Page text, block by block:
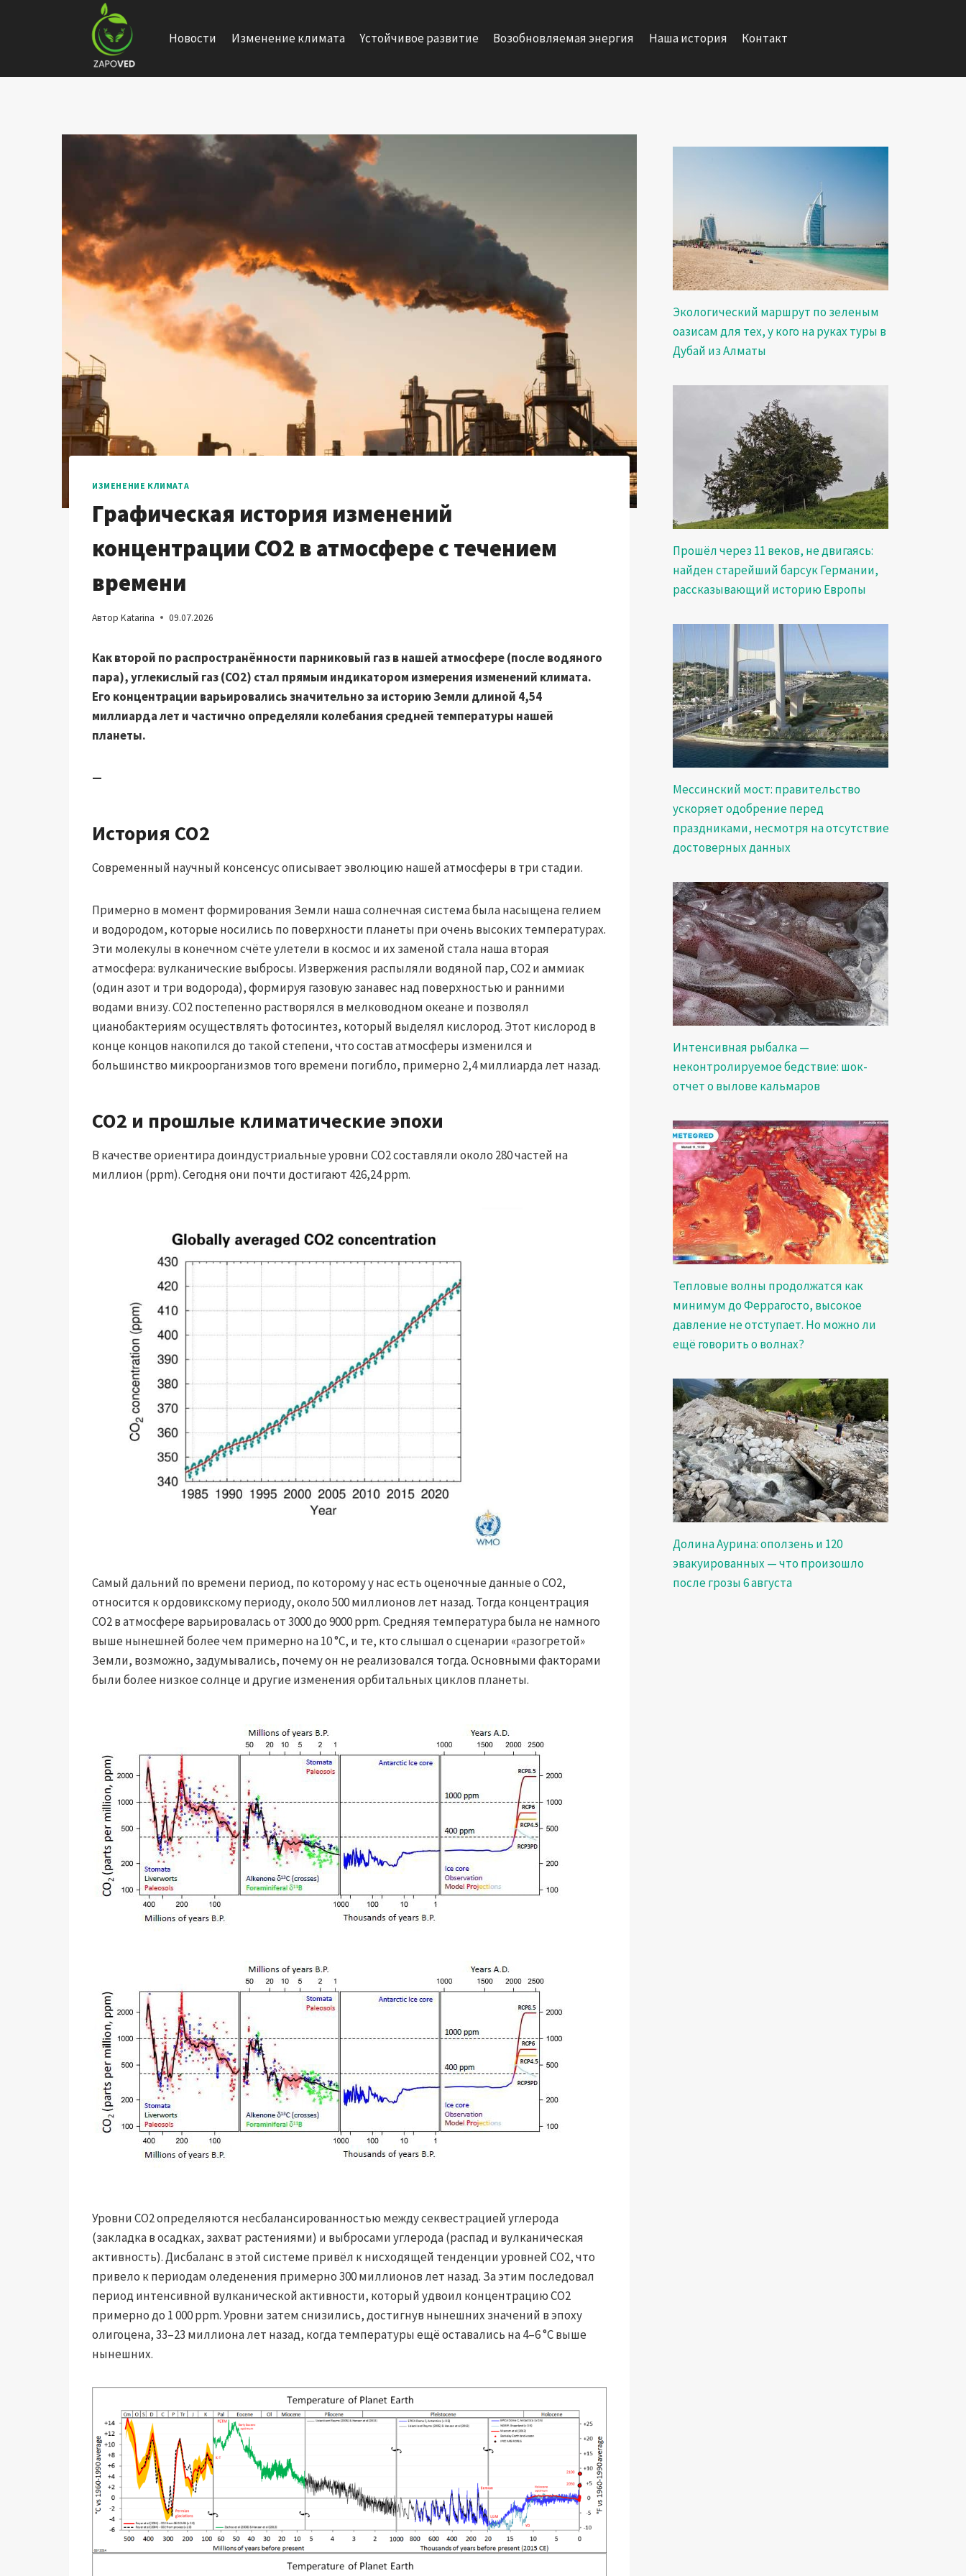
Новости Изменение климата Yстойчивое развитие Возобновляемая энергия Наша история Контакт
ИЗМЕНЕНИЕ КЛИМАТА
Графическая история изменений
концентрации CO2 в атмосфере с течением
времени
Автор Katarina 09.07.2026
Как второй по распространённости парниковый газ в нашей атмосфере (после водяного
пара), углекислый газ (CO2) стал прямым индикатором измерения изменений климата.
Его концентрации варьировались значительно за историю Земли длиной 4,54
миллиарда лет и частично определяли колебания средней температуры нашей
планеты.
—
История CO2
Современный научный консенсус описывает эволюцию нашей атмосферы в три стадии.
Примерно в момент формирования Земли наша солнечная система была насыщена гелием
и водородом, которые носились по поверхности планеты при очень высоких температурах.
Эти молекулы в конечном счёте улетели в космос и их заменой стала наша вторая
атмосфера: вулканические выбросы. Извержения распыляли водяной пар, CO2 и аммиак
(один азот и три водорода), формируя газовую занавес над поверхностью и ранними
водами внизу. CO2 постепенно растворялся в мелководном океане и позволял
цианобактериям осуществлять фотосинтез, который выделял кислород. Этот кислород в
конце концов накопился до такой степени, что состав атмосферы изменился и
большинство микроорганизмов того времени погибло, примерно 2,4 миллиарда лет назад.
CO2 и прошлые климатические эпохи
В качестве ориентира доиндустриальные уровни CO2 составляли около 280 частей на
миллион (ppm). Сегодня они почти достигают 426,24 ppm.
Самый дальний по времени период, по которому у нас есть оценочные данные о CO2,
относится к ордовикскому периоду, около 500 миллионов лет назад. Тогда концентрация
CO2 в атмосфере варьировалась от 3000 до 9000 ppm. Средняя температура была не намного
выше нынешней более чем примерно на 10 °C, и те, кто слышал о сценарии «разогретой»
Земли, возможно, задумывались, почему он не реализовался тогда. Основными факторами
были более низкое солнце и другие изменения орбитальных циклов планеты.
Уровни CO2 определяются несбалансированностью между секвестрацией углерода
(закладка в осадках, захват растениями) и выбросами углерода (распад и вулканическая
активность). Дисбаланс в этой системе привёл к нисходящей тенденции уровней CO2, что
привело к периодам оледенения примерно 300 миллионов лет назад. За этим последовал
период интенсивной вулканической активности, который удвоил концентрацию CO2
примерно до 1 000 ppm. Уровни затем снизились, достигнув нынешних значений в эпоху
олигоцена, 33–23 миллиона лет назад, когда температуры ещё оставались на 4–6 °C выше
нынешних.
Экологический маршрут по зеленым
оазисам для тех, у кого на руках туры в
Дубай из Алматы
Прошёл через 11 веков, не двигаясь:
найден старейший барсук Германии,
рассказывающий историю Европы
Мессинский мост: правительство
ускоряет одобрение перед
праздниками, несмотря на отсутствие
достоверных данных
Интенсивная рыбалка —
неконтролируемое бедствие: шок-
отчет о вылове кальмаров
Тепловые волны продолжатся как
минимум до Феррагосто, высокое
давление не отступает. Но можно ли
ещё говорить о волнах?
Долина Аурина: оползень и 120
эвакуированных — что произошло
после грозы 6 августа